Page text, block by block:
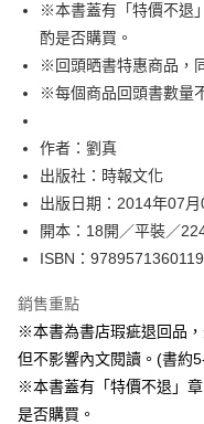
付款後7-11取貨
每筆NT$60，滿NT$499(
宅配
每筆NT$100，滿NT$499(
※本書蓋有「特價不退
酌是否購買。
※回頭晒書特惠商品，
※每個商品回頭書數量
作者：劉真
出版社：時報文化
出版日期：2014年07月
開本：18開／平裝／
ISBN：9789571360119
銷售重點
※本書為書店瑕疵退回品
但不影響內文閱讀。(書約
※本書蓋有「特價不退」
是否購買。